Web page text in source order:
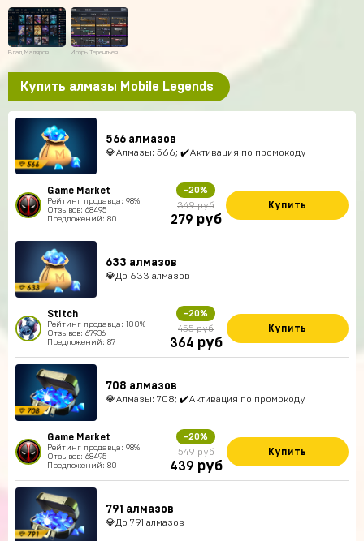
Влад Маляров Игорь Терентьев
Купить алмазы Mobile Legends
566 алмазов
💎Алмазы: 566; ✔️Активация по промокоду
Game Market
Рейтинг продавца: 98%
Отзывов: 68495
Предложений: 80
-20%
349 руб
279 руб
Купить
633 алмазов
💎До 633 алмазов
Stitch
Рейтинг продавца: 100%
Отзывов: 67936
Предложений: 87
-20%
455 руб
364 руб
Купить
708 алмазов
💎Алмазы: 708; ✔️Активация по промокоду
Game Market
Рейтинг продавца: 98%
Отзывов: 68495
Предложений: 80
-20%
549 руб
439 руб
Купить
791 алмазов
💎До 791 алмазов